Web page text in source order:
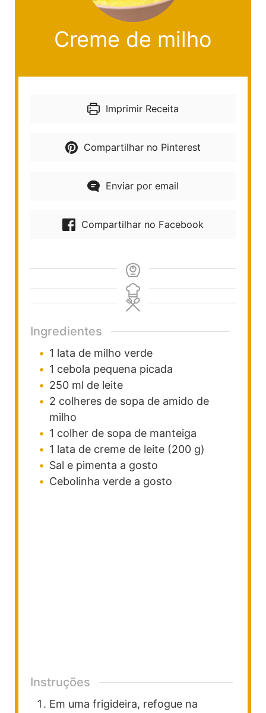
Creme de milho
Imprimir Receita
Compartilhar no Pinterest
Enviar por email
Compartilhar no Facebook
Ingredientes
1 lata de milho verde
1 cebola pequena picada
250 ml de leite
2 colheres de sopa de amido de
milho
1 colher de sopa de manteiga
1 lata de creme de leite (200 g)
Sal e pimenta a gosto
Cebolinha verde a gosto
Instruções
Em uma frigideira, refogue na